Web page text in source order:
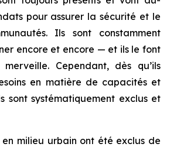
pour assurer la sécurité et le
Ils sont constamment
encore et encore — et ils le font
Cependant, dès qu’ils
en matière de capacités et
sont systématiquement exclus et
en milieu urbain ont été exclus de